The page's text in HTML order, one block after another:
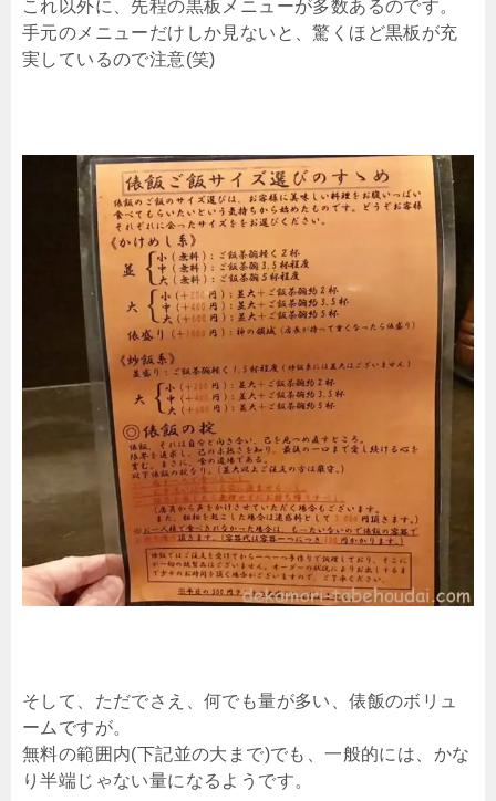
これ以外に、先程の黒板メニューが多数あるのです。
手元のメニューだけしか見ないと、驚くほど黒板が充
実しているので注意(笑)
そして、ただでさえ、何でも量が多い、俵飯のボリュ
ームですが。
無料の範囲内(下記並の大まで)でも、一般的には、かな
り半端じゃない量になるようです。